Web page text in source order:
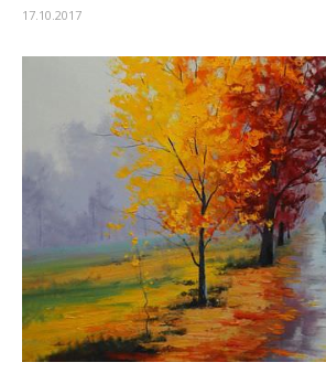
17.10.2017